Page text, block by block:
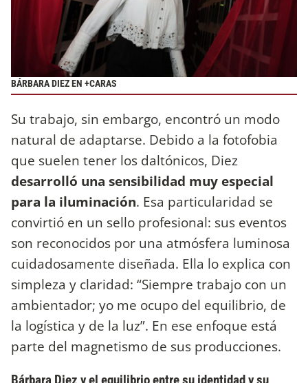
BÁRBARA DIEZ EN +CARAS
Su trabajo, sin embargo, encontró un modo
natural de adaptarse. Debido a la fotofobia
que suelen tener los daltónicos, Diez
desarrolló una sensibilidad muy especial
para la iluminación. Esa particularidad se
convirtió en un sello profesional: sus eventos
son reconocidos por una atmósfera luminosa
cuidadosamente diseñada. Ella lo explica con
simpleza y claridad: “Siempre trabajo con un
ambientador; yo me ocupo del equilibrio, de
la logística y de la luz”. En ese enfoque está
parte del magnetismo de sus producciones.
Bárbara Diez y el equilibrio entre su identidad y su